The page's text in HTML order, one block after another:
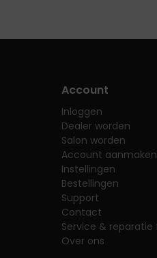
Account
Inloggen
Dealer worden
Salon worden
Account aanmaken
Instellingen
Bestellingen
Support
Contact
Service &
Over ons